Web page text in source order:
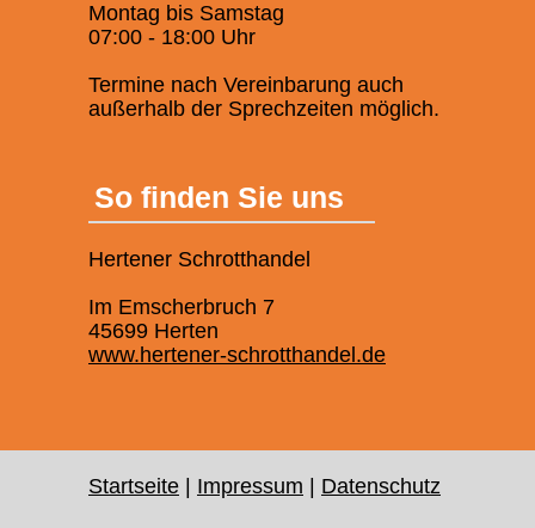
Montag bis Samstag
07:00 - 18:00 Uhr
Termine nach Vereinbarung auch
außerhalb der Sprechzeiten möglich.
So finden Sie uns
Hertener Schrotthandel
Im Emscherbruch 7
45699 Herten
www.hertener-schrotthandel.de
Startseite Impressum Datenschutz